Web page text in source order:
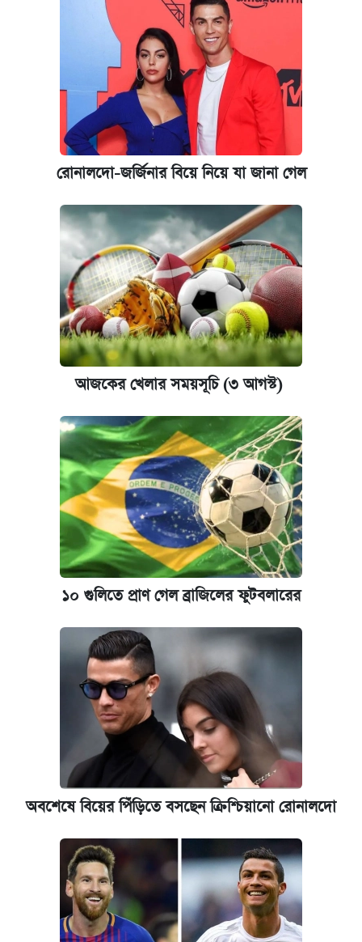
নবম পে স্কেল বাস্তবায়ন চূড়ান্ত পর্যায়ে, যা জানালেন
কবে শুরু হচ্ছে ঢাবির ভর্তি আবেদন, জানাল কর্তৃপক্ষ
রোনালদো-জর্জিনার বিয়ে নিয়ে যা জানা গেল
আজকের খেলার সময়সূচি (৩ আগস্ট)
১০ গুলিতে প্রাণ গেল ব্রাজিলের ফুটবলারের
অবশেষে বিয়ের পিঁড়িতে বসছেন ক্রিশ্চিয়ানো রোনালদো